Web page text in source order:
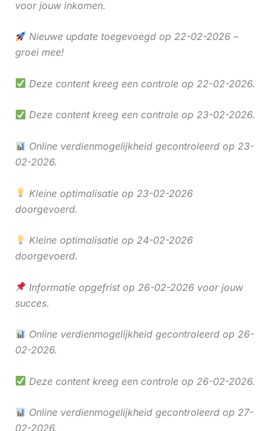
voor jouw inkomen.
Nieuwe update toegevoegd op 22-02-2026 –
groei mee!
Deze content kreeg een controle op 22-02-2026.
Deze content kreeg een controle op 23-02-2026.
Online verdienmogelijkheid gecontroleerd op 23-
02-2026.
Kleine optimalisatie op 23-02-2026
doorgevoerd.
Kleine optimalisatie op 24-02-2026
doorgevoerd.
Informatie opgefrist op 26-02-2026 voor jouw
succes.
Online verdienmogelijkheid gecontroleerd op 26-
02-2026.
Deze content kreeg een controle op 26-02-2026.
Online verdienmogelijkheid gecontroleerd op 27-
02-2026.